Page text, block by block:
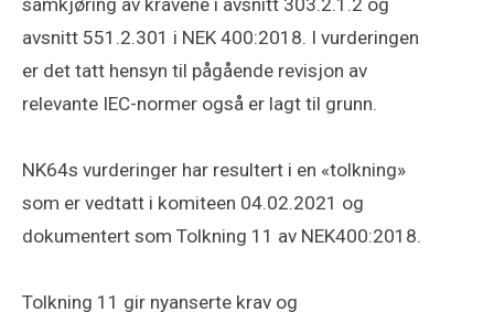
avsnitt 551.2.301 i NEK 400:2018. I vurderingen
er det tatt hensyn til pågående revisjon av
relevante IEC-normer også er lagt til grunn.
NK64s vurderinger har resultert i en «tolkning»
som er vedtatt i komiteen 04.02.2021 og
dokumentert som Tolkning 11 av NEK400:2018.
Tolkning 11 gir nyanserte krav og